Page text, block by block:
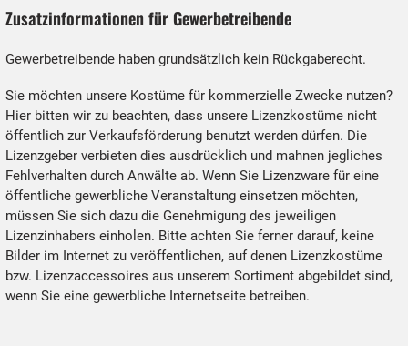
Zusatzinformationen für Gewerbetreibende
Gewerbetreibende haben grundsätzlich kein Rückgaberecht.
Sie möchten unsere Kostüme für kommerzielle Zwecke nutzen?
Hier bitten wir zu beachten, dass unsere Lizenzkostüme nicht
öffentlich zur Verkaufsförderung benutzt werden dürfen. Die
Lizenzgeber verbieten dies ausdrücklich und mahnen jegliches
Fehlverhalten durch Anwälte ab. Wenn Sie Lizenzware für eine
öffentliche gewerbliche Veranstaltung einsetzen möchten,
müssen Sie sich dazu die Genehmigung des jeweiligen
Lizenzinhabers einholen. Bitte achten Sie ferner darauf, keine
Bilder im Internet zu veröffentlichen, auf denen Lizenzkostüme
bzw. Lizenzaccessoires aus unserem Sortiment abgebildet sind,
wenn Sie eine gewerbliche Internetseite betreiben.